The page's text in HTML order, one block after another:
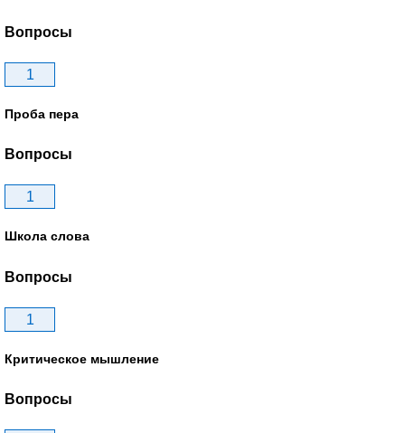
Вопросы
1
Проба пера
Вопросы
1
Школа слова
Вопросы
1
Критическое мышление
Вопросы